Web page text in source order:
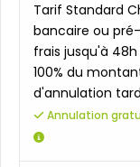
Tarif Standard
bancaire ou
frais jusqu'à
100% du
d'annulation
Annulation